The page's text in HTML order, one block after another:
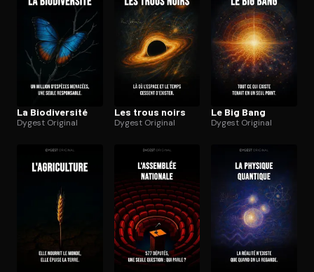
La Bio­di­ver­si­té
Dygest Original
Les trous noirs
Dygest Original
Le Big Bang
Dygest Original